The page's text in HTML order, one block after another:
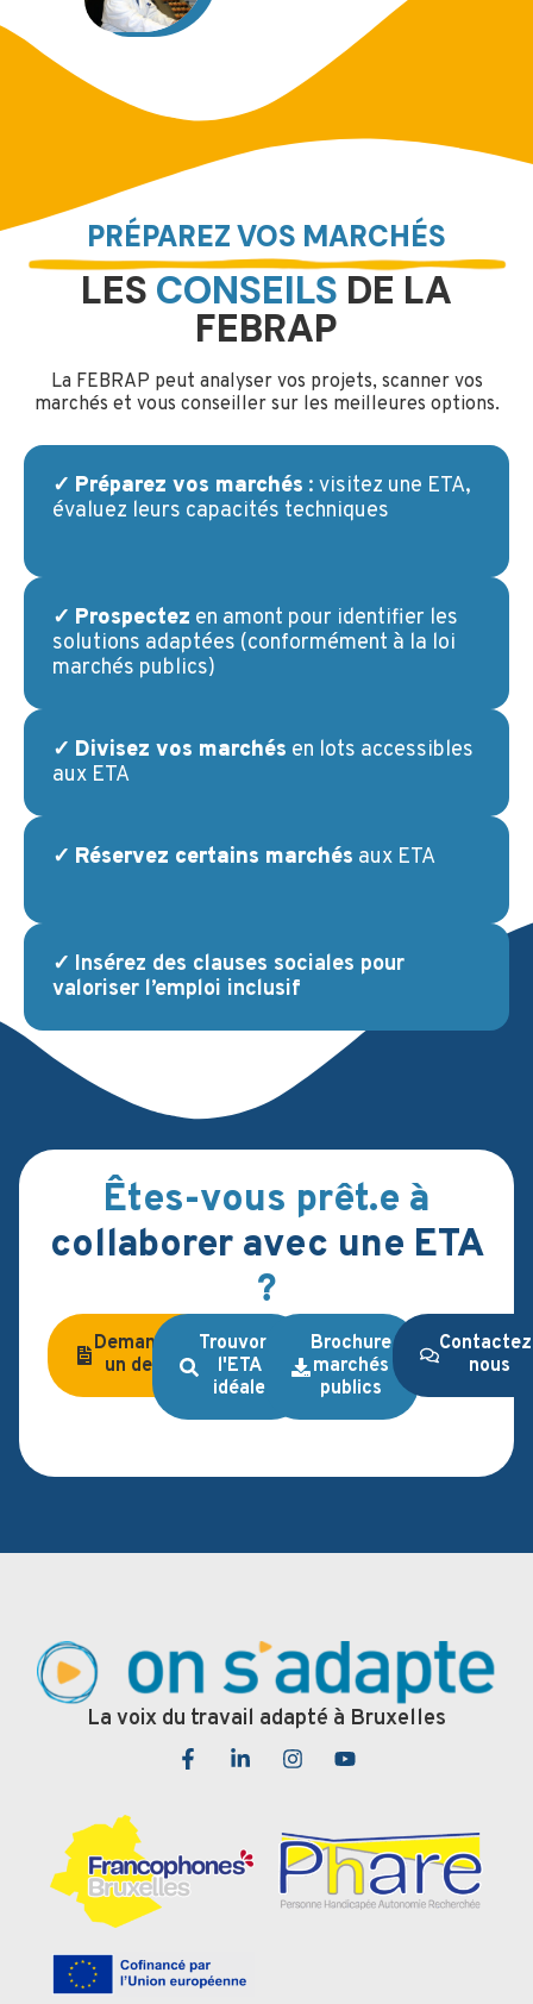
PRÉPAREZ VOS MARCHÉS
LES CONSEILS DE LA
FEBRAP
La FEBRAP peut analyser vos projets, scanner vos
marchés et vous conseiller sur les meilleures options.
✓ Préparez vos marchés : visitez une ETA,
évaluez leurs capacités techniques
✓ Prospectez en amont pour identifier les
solutions adaptées (conformément à la loi
marchés publics)
✓ Divisez vos marchés en lots accessibles
aux ETA
✓ Réservez certains marchés aux ETA
✓ Insérez des clauses sociales pour
valoriser l’emploi inclusif
Êtes-vous prêt.e à
collaborer avec une ETA
?
Demandez
un devis
Trouvons
l'ETA
idéale
Brochure
marchés
publics
nous
La voix du travail adapté à Bruxelles